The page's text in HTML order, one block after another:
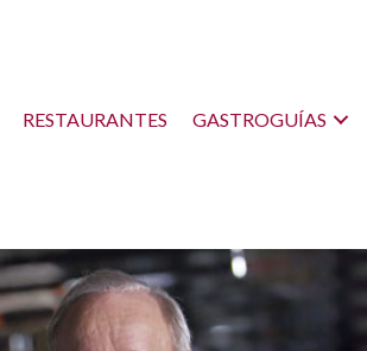
RESTAURANTES GASTROGUÍAS